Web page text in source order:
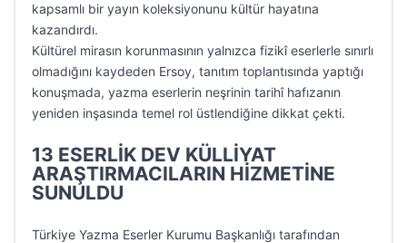
kapsamlı bir yayın koleksiyonunu kültür hayatına
kazandırdı.
Kültürel mirasın korunmasının yalnızca fizikî eserlerle sınırlı
olmadığını kaydeden Ersoy, tanıtım toplantısında yaptığı
konuşmada, yazma eserlerin neşrinin tarihî hafızanın
yeniden inşasında temel rol üstlendiğine dikkat çekti.
13 ESERLİK DEV KÜLLİYAT
ARAŞTIRMACILARIN HİZMETİNE
SUNULDU
Türkiye Yazma Eserler Kurumu Başkanlığı tarafından